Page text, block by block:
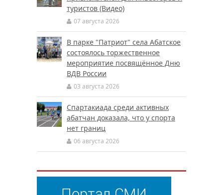
туристов (Видео)
07 августа 2026
В парке "Патриот" села Абатское
состоялось торжественное
мероприятие посвящённое Дню
ВДВ России
03 августа 2026
Спартакиада среди активных
абатчан доказала, что у спорта
нет границ
06 августа 2026